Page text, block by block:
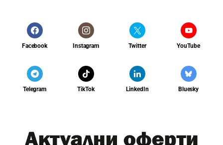
Facebook Instagram Twitter YouTube
Telegram TikTok LinkedIn Bluesky